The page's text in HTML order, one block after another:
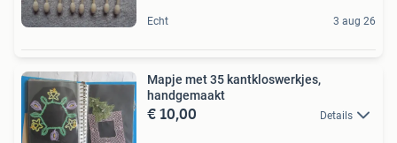
Echt 3 aug 26
Mapje met 35 kantkloswerkjes,
handgemaakt
€ 10,00 Details